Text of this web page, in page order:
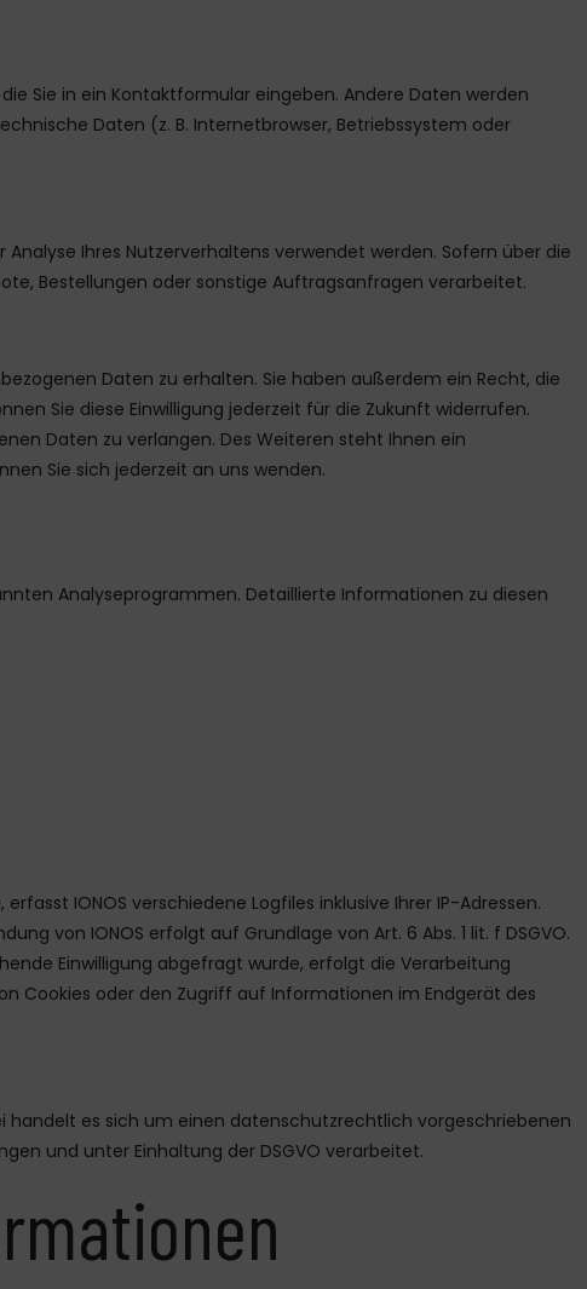
Sie in ein Kontaktformular eingeben. Andere Daten werden
Daten (z. B. Internetbrowser, Betriebssystem oder
Ihres Nutzerverhaltens verwendet werden. Sofern über die
Bestellungen oder sonstige Auftragsanfragen verarbeitet.
Daten zu erhalten. Sie haben außerdem ein Recht, die
Sie diese Einwilligung jederzeit für die Zukunft widerrufen.
Daten zu verlangen. Des Weiteren steht Ihnen ein
Sie sich jederzeit an uns wenden.
Analyseprogrammen. Detaillierte Informationen zu diesen
IONOS verschiedene Logfiles inklusive Ihrer IP-Adressen.
von IONOS erfolgt auf Grundlage von Art. 6 Abs. 1 lit. f DSGVO.
Einwilligung abgefragt wurde, erfolgt die Verarbeitung
Cookies oder den Zugriff auf Informationen im Endgerät des
handelt es sich um einen datenschutzrechtlich vorgeschriebenen
und unter Einhaltung der DSGVO verarbeitet.